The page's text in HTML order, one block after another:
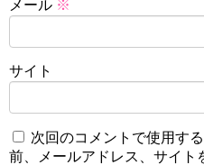
メール ※
サイト
次回のコメントで使用す
前、メールアドレス、サイト